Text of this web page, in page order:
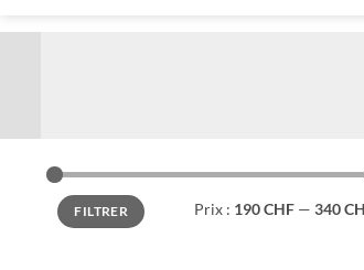
Prix
min
Prix
maxFILTRER Prix : 190 CHF— 340